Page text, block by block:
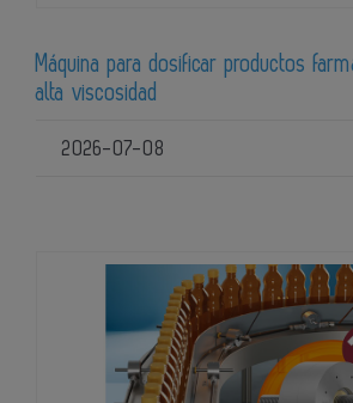
Máquina para dosificar productos
alta viscosidad
2026-07-08